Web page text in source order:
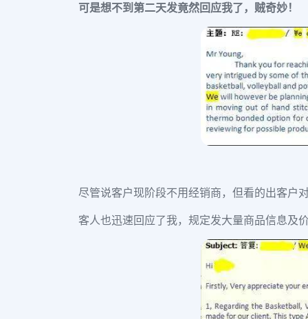
可是想不到第二天发竟然回应我了，贼奇妙！
尽管说客户现阶段不用经销商，但看的出客户
客人也迅速回应了我，规定发大量商品信息及